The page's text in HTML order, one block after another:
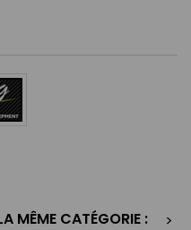
MÊME CATÉGORIE :
>